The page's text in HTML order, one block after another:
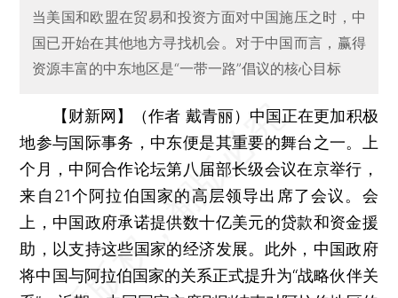
当美国和欧盟在贸易和投资方面对中国施压之时，中
国已开始在其他地方寻找机会。对于中国而言，赢得
资源丰富的中东地区是“一带一路”倡议的核心目标
【财新网】（作者 戴青丽） 中国正在更加积极
地参与国际事务，中东便是其重要的舞台之一。上
个月，中阿合作论坛第八届部长级会议在京举行，
来自21个阿拉伯国家的高层领导出席了会议。会
上，中国政府承诺提供数十亿美元的贷款和资金援
助，以支持这些国家的经济发展。此外，中国政府
将中国与阿拉伯国家的关系正式提升为“战略伙伴关